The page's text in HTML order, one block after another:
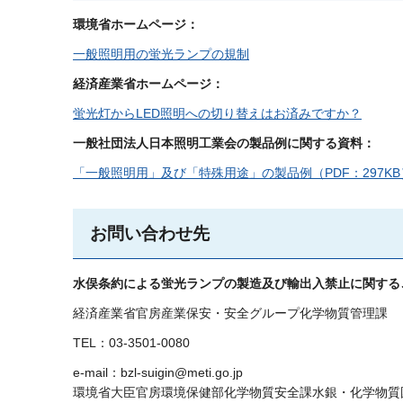
環境省ホームページ：
一般照明用の蛍光ランプの規制
経済産業省ホームページ：
蛍光灯からLED照明への切り替えはお済みですか？
一般社団法人日本照明工業会の製品例に関する資料：
「一般照明用」及び「特殊用途」の製品例（PDF：297KB
お問い合わせ先
水俣条約による蛍光ランプの製造及び輸出入禁止に関する
経済産業省官房産業保安・安全グループ化学物質管理課
TEL：03-3501-0080
e-mail：bzl-suigin@meti.go.jp
環境省大臣官房環境保健部化学物質安全課水銀・化学物質